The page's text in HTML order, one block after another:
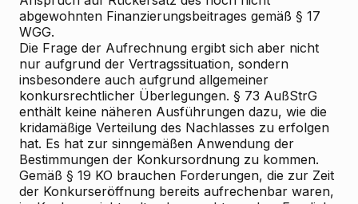
abgewohnten Finanzierungsbeitrages gemäß § 17
WGG.
Die Frage der Aufrechnung ergibt sich aber nicht
nur aufgrund der Vertragssituation, sondern
insbesondere auch aufgrund allgemeiner
konkursrechtlicher Überlegungen. § 73 AußStrG
enthält keine näheren Ausführungen dazu, wie die
kridamäßige Verteilung des Nachlasses zu erfolgen
hat. Es hat zur sinngemäßen Anwendung der
Bestimmungen der Konkursordnung zu kommen.
Gemäß § 19 KO brauchen Forderungen, die zur Zeit
der Konkurseröffnung bereits aufrechenbar waren,